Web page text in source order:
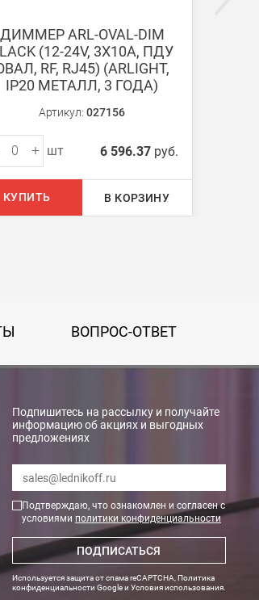
ДИММЕР ARL-OVAL-DIM
(12-24V, 3X10A, ПДУ
RF, RJ45) (ARLIGHT,
IP20 МЕТАЛЛ, 3 ГОДА)
Артикул: 027156
+ шт 6 596.37 руб.
КУПИТЬ В КОРЗИНУ
ВОПРОС-ОТВЕТ
Подпишитесь на рассылку и получайте
информацию об акциях и выгодных
предложениях
Подтверждаю, что ознакомлен и согласен с
условиями политики конфиденциальности
ПОДПИСАТЬСЯ
Используется защита от спама reCAPTCHA, Политика
конфиденциальности Googleи Условия использования.